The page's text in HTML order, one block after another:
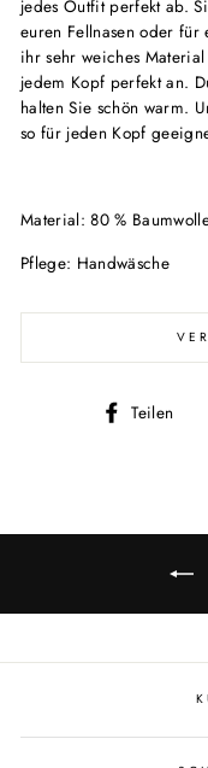
jedes Outfit perfekt ab.
euren Fellnasen oder
ihr sehr weiches
jedem Kopf perfekt an.
halten Sie schön warm.
so für jeden Kopf
Material: 80 %
Pflege: Handwäsche
Teilen